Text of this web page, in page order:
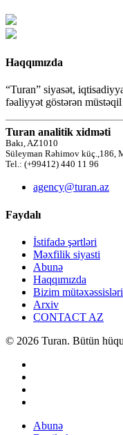
Haqqımızda
“Turan” siyasət,
fəaliyyət göstərən
Turan analitik xidməti
Bakı, AZ1010
Süleyman Rəhimov küç.,186,
Tel.: (+99412) 440 11 96
agency@turan.az
Faydalı
İstifadə şərtləri
Məxfilik siyasti
Abunə
Haqqımızda
Bizim
Arxiv
CONTACT AZ
© 2026 Turan. Bütün
Abunə